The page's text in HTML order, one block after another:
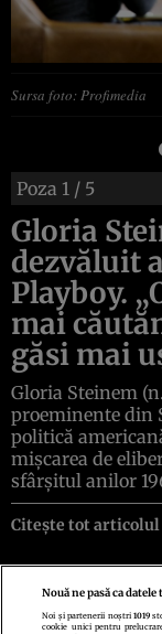
Sursa foto: Profimedia
Poza 1 / 5
Gloria
dezvăluit
Playboy.
mai
găsi mai
Gloria Steinem
proeminente din
politică
mișcarea de
sfârșitul anilor
Citește tot articolul
Nouă ne pasă ca
Noi și partenerii noștri1019
cookie unici pentru